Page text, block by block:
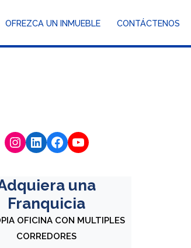
OFREZCA UN INMUEBLE CONTÁCTENOS
una
Franquicia
OFICINA CON MULTIPLES
CORREDORES